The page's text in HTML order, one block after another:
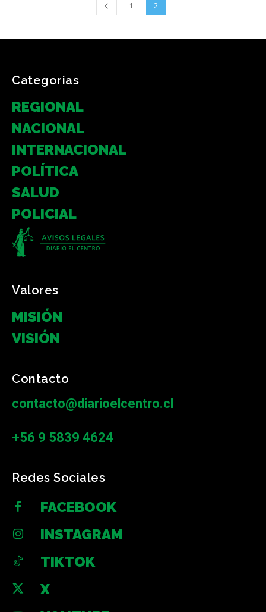
1 2
Categorias
REGIONAL
NACIONAL
INTERNACIONAL
POLÍTICA
SALUD
POLICIAL
Valores
MISIÓN
VISIÓN
Contacto
contacto@diarioelcentro.cl
+56 9 5839 4624
Redes Sociales
FACEBOOK
INSTAGRAM
TIKTOK
X